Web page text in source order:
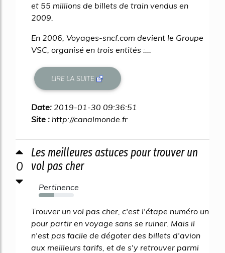
et 55 millions de billets de train vendus en
2009.
En 2006, Voyages-sncf.com devient le Groupe
VSC, organisé en trois entités :...
LIRE LA SUITE
Date: 2019-01-30 09:36:51
Site : http://canalmonde.fr
0
Les meilleures astuces pour trouver un
vol pas cher
Pertinence
44%
Trouver un vol pas cher, c'est l'étape numéro un
pour partir en voyage sans se ruiner. Mais il
n'est pas facile de dégoter des billets d'avion
aux meilleurs tarifs, et de s'y retrouver parmi